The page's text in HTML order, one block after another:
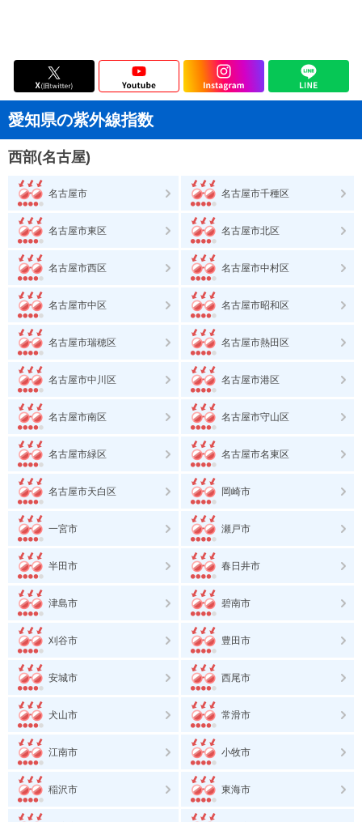
愛知県の紫外線指数
西部(名古屋)
名古屋市 名古屋市千種区
名古屋市東区 名古屋市北区
名古屋市西区 名古屋市中村区
名古屋市中区 名古屋市昭和区
名古屋市瑞穂区 名古屋市熱田区
名古屋市中川区 名古屋市港区
名古屋市南区 名古屋市守山区
名古屋市緑区 名古屋市名東区
名古屋市天白区 岡崎市
一宮市 瀬戸市
半田市 春日井市
津島市 碧南市
刈谷市 豊田市
安城市 西尾市
犬山市 常滑市
江南市 小牧市
稲沢市 東海市